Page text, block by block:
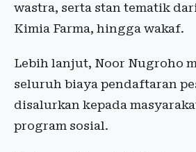
wastra, serta stan tematik
Kimia Farma, hingga wakaf.
Lebih lanjut, Noor Nugroho
seluruh biaya pendaftaran
disalurkan kepada
program sosial.